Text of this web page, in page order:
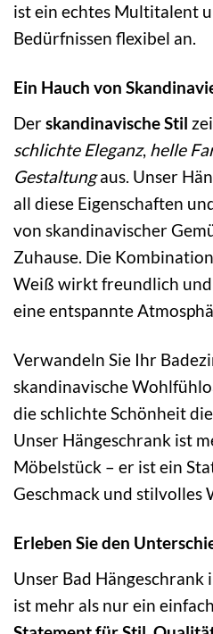
ist ein echtes Multitalent
Bedürfnissen flexibel an.
Ein Hauch von
Derskandinavische Stil
schlichte Eleganz, helle
Gestaltungaus. Unser
all diese Eigenschaften
von skandinavischer
Zuhause. Die
Weiß wirkt freundlich
eine entspannte
Verwandeln Sie Ihr
skandinavische
die schlichte Schönheit
Unser Hängeschrank ist
Möbelstück – er ist ein
Geschmack und stilvolles
Erleben Sie den
Unser Bad
ist mehr als nur ein